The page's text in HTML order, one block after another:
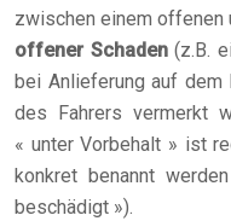
zwischen einem offenen
offener Schaden(z.B.
bei Anlieferung auf dem
des Fahrers vermerkt
« unter Vorbehalt » ist
konkret benannt
beschädigt »).